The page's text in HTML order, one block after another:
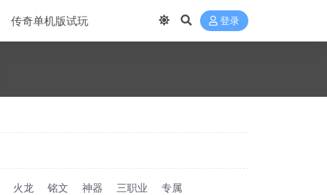
传奇单机版试玩 登录
火龙 铭文 神器 三职业 专属